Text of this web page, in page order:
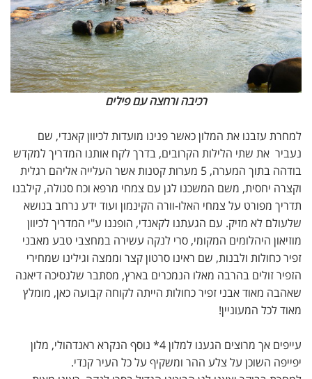
רכיבה ורחצה עם פילים
למחרת עזבנו את המלון כאשר פנינו מועדות לכיוון קאנדי, שם
נעביר את שתי הלילות הקרובים, בדרך לקח אותנו המדריך למקדש
בודהה בתוך המערה, 5 מערות קטנות אשר העלייה אליהם רגלית
וקצרה יחסית, משם המשכנו לגן עם צמחי מרפא וכח סגולה, קילבנו
תדריך מפורט על צמחי האלו-וורה הקינמון ועוד ידע נרחב בנושא
שלעולם לא מזיק. עם הגעתנו לקאנדי, הופננו ע"י המדריך לכיוון
מוזיאון היהלומים המקומי, סרי לנקה עשירה במחצבי טבע מאבני
זפיר כחולות ולבנות, שם ראינו סרטון קצר וממצה וגילינו שמחירי
הזפיר זולים בהרבה מאלו הנמכרים בארץ, מסתבר שלנסיכה דיאנה
שאהבה מאוד אבני זפיר כחולות הייתה לקוחה קבועה כאן, מומלץ
מאוד לכל המעוניין!
עייפים אך מרוצים הגענו למלון 4* נוסף הנקרא ראנדהולי, מלון
יפייפה השוכן על צלע ההר ומשקיף על כל העיר קנדי.